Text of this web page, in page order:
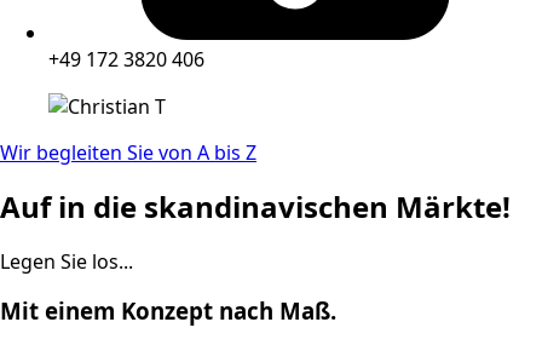
+49 172 3820 406
Wir begleiten Sie von A bis Z
Auf in die skandinavischen Märkte!
Legen Sie los...
Mit einem Konzept nach Maß.